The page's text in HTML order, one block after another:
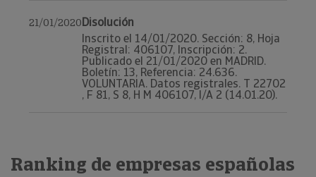
21/01/2020Disolución
Inscrito el 14/01/2020. Sección: 8, Hoja
Registral: 406107, Inscripción: 2.
Publicado el 21/01/2020 en MADRID.
Boletín: 13, Referencia: 24.636.
VOLUNTARIA. Datos registrales. T 22702
, F 81, S 8, H M 406107, I/A 2 (14.01.20).
Ranking de empresas españolas